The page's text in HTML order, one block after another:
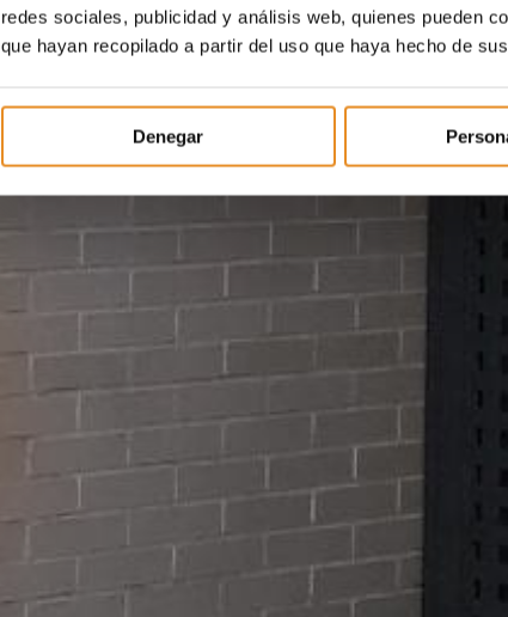
redes sociales, publicidad y análisis web, quienes pueden
que hayan recopilado a partir del uso que haya hecho de
Denegar